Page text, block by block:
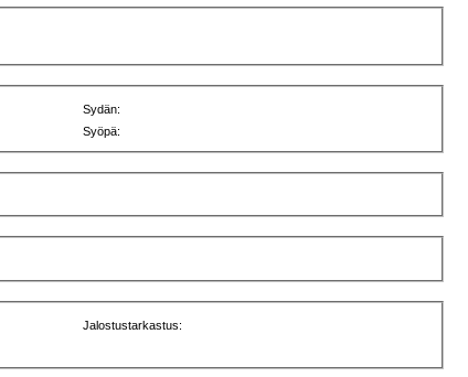
Sydän:
Syöpä:
Jalostustarkastus: